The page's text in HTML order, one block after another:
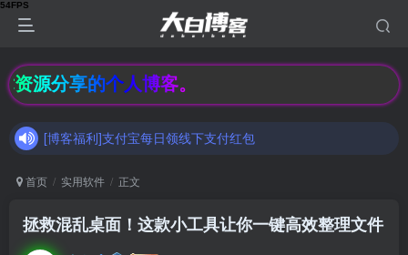
享的个人博客。
[博客福利]支付宝每日领线下支付红包
加入大白博客官方交流群，和其他小伙伴们一起讨论交流吧（有隐藏羊毛福利哟）速速来吧
[博客福利]支付宝每日领线下支付红包
首页 实用软件 正文
拯救混乱桌面！这款小工具让你一键高效整理文件